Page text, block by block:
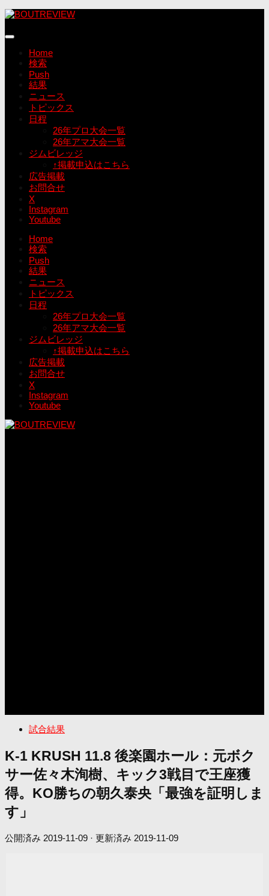
コ
テ
Home
検索
Push
結果
ニュース
トピックス
日程
26年プロ大会一覧
26年アマ大会一覧
ジムビレッジ
↑掲載申込はこちら
広告掲載
お問合せ
X
Instagram
Youtube
Home
検索
Push
結果
ニュース
トピックス
日程
26年プロ大会一覧
26年アマ大会一覧
ジムビレッジ
↑掲載申込はこちら
広告掲載
お問合せ
X
Instagram
Youtube
試合結果
K-1 KRUSH 11.8 後楽園ホール：元ボク
サー佐々木洵樹、キック3戦目で王座獲
得。KO勝ちの朝久泰央「最強を証明しま
す」
公開済み 2019-11-09 · 更新済み 2019-11-09